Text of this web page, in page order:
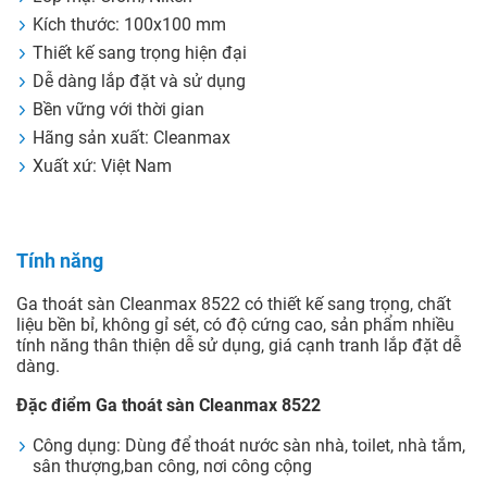
Kích thước: 100x100 mm
Thiết kế sang trọng hiện đại
Dễ dàng lắp đặt và sử dụng
Bền vững với thời gian
Hãng sản xuất: Cleanmax
Xuất xứ: Việt Nam
Tính năng
Ga thoát sàn Cleanmax 8522 có thiết kế sang trọng, chất
liệu bền bỉ, không gỉ sét, có độ cứng cao, sản phẩm nhiều
tính năng thân thiện dễ sử dụng, giá cạnh tranh lắp đặt dễ
dàng.
Đặc điểm Ga thoát sàn Cleanmax 8522
Công dụng: Dùng để thoát nước sàn nhà, toilet, nhà tắm,
sân thượng,ban công, nơi công cộng